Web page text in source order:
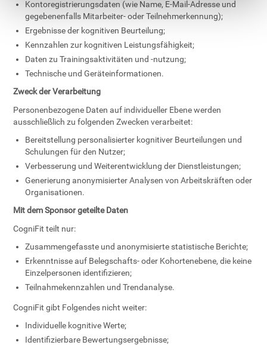
Kontoregistrierungsdaten (wie Name, E-Mail-Adresse und
gegebenenfalls Mitarbeiter- oder Teilnehmerkennung);
Ergebnisse der kognitiven Beurteilung;
Kennzahlen zur kognitiven Leistungsfähigkeit;
Daten zu Trainingsaktivitäten und -nutzung;
Technische und Geräteinformationen.
Zweck der Verarbeitung
Personenbezogene Daten auf individueller Ebene werden
ausschließlich zu folgenden Zwecken verarbeitet:
Bereitstellung personalisierter kognitiver Beurteilungen und
Schulungen für den Nutzer;
Verbesserung und Weiterentwicklung der Dienstleistungen;
Generierung anonymisierter Analysen von Arbeitskräften oder
Organisationen.
Mit dem Sponsor geteilte Daten
CogniFit teilt nur:
Zusammengefasste und anonymisierte statistische Berichte;
Erkenntnisse auf Belegschafts- oder Kohortenebene, die keine
Einzelpersonen identifizieren;
Teilnahmekennzahlen und Trendanalyse.
CogniFit gibt Folgendes nicht weiter:
Individuelle kognitive Werte;
Identifizierbare Bewertungsergebnisse;